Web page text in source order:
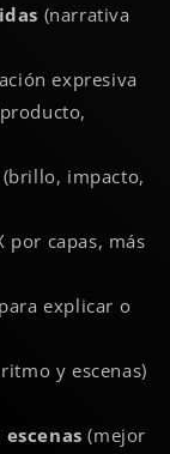
(narrativa
expresiva
(brillo, impacto,
por capas, más
explicar o
y escenas)
(mejor